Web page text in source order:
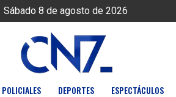
Sábado 8 de agosto de 2026
POLICIALES DEPORTES ESPECTÁCULOS